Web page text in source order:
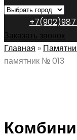
Заказать звонок
Главная »
памятник № 013